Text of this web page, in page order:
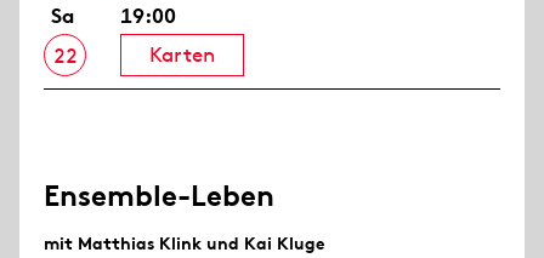
Sa
22
19:00
Karten
Ensemble-Leben
mit Matthias Klink und Kai Kluge